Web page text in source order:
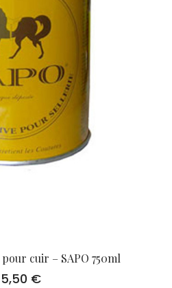
cuir – SAPO 750ml
€